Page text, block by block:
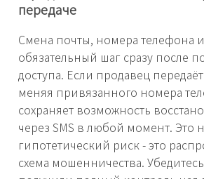
передаче
Смена почты, номера телефона
обязательный шаг сразу после
доступа. Если продавец
меняя привязанного номера
сохраняет возможность
через SMS в любой момент. Это
гипотетический риск - это
схема мошенничества.